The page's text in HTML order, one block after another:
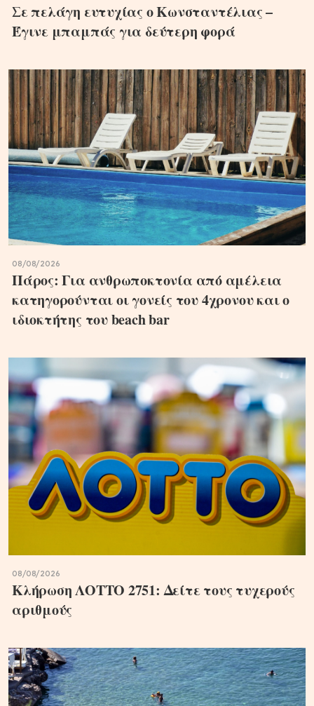
Σε πελάγη ευτυχίας ο Κωνσταντέλιας –
Έγινε μπαμπάς για δεύτερη φορά
08/08/2026
Πάρος: Για ανθρωποκτονία από αμέλεια
κατηγορούνται οι γονείς του 4χρονου και ο
ιδιοκτήτης του beach bar
08/08/2026
Κλήρωση ΛΟΤΤΟ 2751: Δείτε τους τυχερούς
αριθμούς